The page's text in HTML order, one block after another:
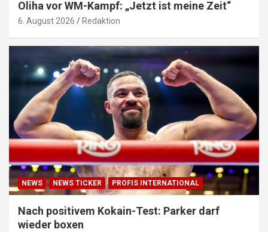
Oliha vor WM-Kampf: „Jetzt ist meine Zeit“
6. August 2026 Redaktion
NEWS NEWS TICKER PROFIS INTERNATIONAL
Nach positivem Kokain-Test: Parker darf
wieder boxen